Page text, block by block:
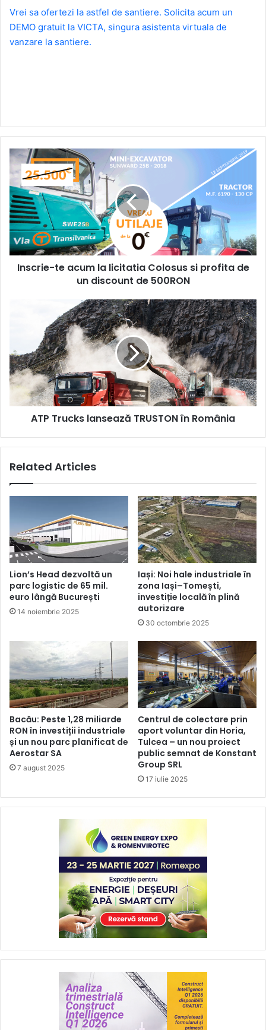
Vrei sa ofertezi la astfel de santiere. Solicita acum un
DEMO gratuit la VICTA, singura asistenta virtuala de
vanzare la santiere.
Inscrie-
acum
la
licitatia
Colosus
si
profita
de
unInscrie-te acum la licitatia Colosus si profita de
un discount de 500RON
TRUSTON
în
România
ATP Trucks lansează TRUSTON în România
Related Articles
Lion’s Head dezvoltă un
parc logistic de 65 mil.
euro lângă București
14 noiembrie 2025
Iași: Noi hale industriale în
zona Iași–Tomești,
investiție locală în plină
autorizare
30 octombrie 2025
Bacău: Peste 1,28 miliarde
RON în investiții industriale
și un nou parc planificat de
Aerostar SA
7 august 2025
Centrul de colectare prin
aport voluntar din Horia,
Tulcea – un nou proiect
public semnat de Konstant
Group SRL
17 iulie 2025